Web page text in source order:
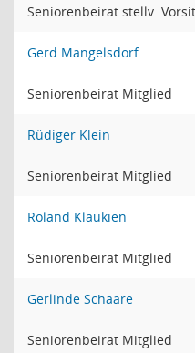
Seniorenbeirat stellv.
Gerd Mangelsdorf
Seniorenbeirat Mitglied
Rüdiger Klein
Seniorenbeirat Mitglied
Roland Klaukien
Seniorenbeirat Mitglied
Gerlinde Schaare
Seniorenbeirat Mitglied